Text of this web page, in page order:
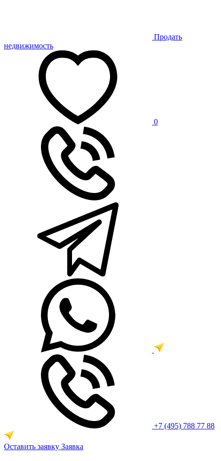
Продать
недвижимость
0
+7 (495) 788 77 88
Оставить заявку Заявка